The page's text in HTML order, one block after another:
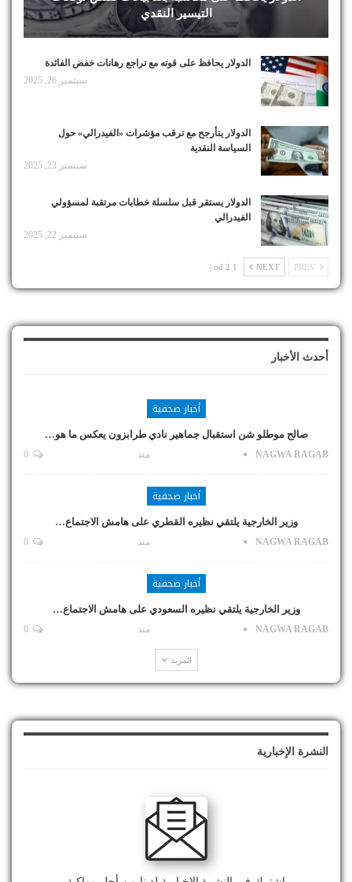
التيسير النقدي
الدولار يحافظ على قوته مع تراجع رهانات خفض الفائدة
سبتمبر 26, 2025
الدولار يتأرجح مع ترقب مؤشرات «الفيدرالي» حول
السياسة النقدية
سبتمبر 23, 2025
الدولار يستقر قبل سلسلة خطابات مرتقبة لمسؤولي
الفيدرالي
سبتمبر 22, 2025
NEXT
1 od 2 |
أحدث الأخبار
أخبار صحفية
صالح موطلو شن استقبال جماهير نادي طرابزون يعكس ما هو…
NAGWA RAGAB منذ
أخبار صحفية
وزير الخارجية يلتقي نظيره القطري على هامش الاجتماع…
NAGWA RAGAB منذ
أخبار صحفية
وزير الخارجية يلتقي نظيره السعودي على هامش الاجتماع…
NAGWA RAGAB منذ
المزيد
النشرة الإخبارية